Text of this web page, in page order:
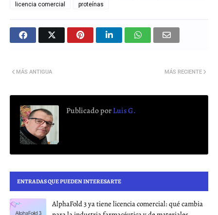
licencia comercial
proteínas
MÁS RECIENTE
MÁS ANTIGUA
Publicado porLuis G.
ENTRADAS QUE PUEDEN INTERESARTE
AlphaFold 3 ya tiene licencia comercial: qué cambia